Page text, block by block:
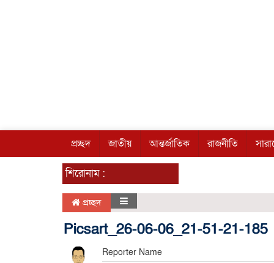
প্রচ্ছদ জাতীয় আন্তর্জাতিক রাজনীতি
শিরোনাম :
প্রচ্ছদ
Picsart_26-06-06_21-51-21-185
Reporter Name